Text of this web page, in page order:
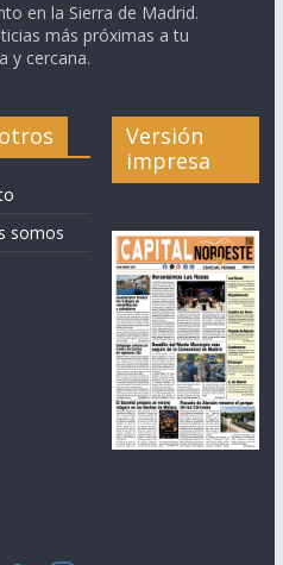
en la Sierra de Madrid.
más próximas a tu
y cercana.
somos
Versión
impresa